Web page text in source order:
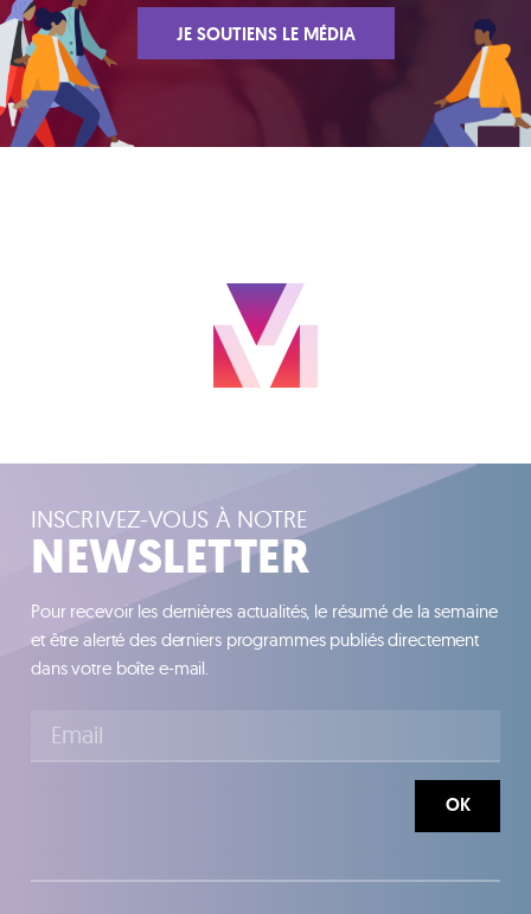
JE SOUTIENS LE MÉDIA
INSCRIVEZ-VOUS À NOTRE
NEWSLETTER
Pour recevoir les dernières actualités, le résumé de la semaine
et être alerté des derniers programmes publiés directement
dans votre boîte e-mail.
OK